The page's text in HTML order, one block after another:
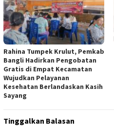
Rahina Tumpek Krulut, Pemkab
Bangli Hadirkan Pengobatan
Gratis di Empat Kecamatan
Wujudkan Pelayanan
Kesehatan Berlandaskan Kasih
Sayang
Tinggalkan Balasan